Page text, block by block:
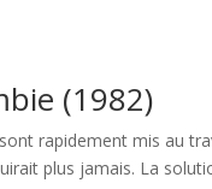
(1982)
rapidement mis au
plus jamais. La